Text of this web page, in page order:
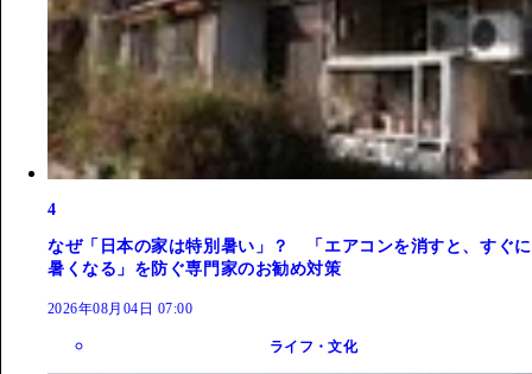
4
なぜ「日本の家は特別暑い」？ 「エアコンを消すと、すぐに
暑くなる」を防ぐ専門家のお勧め対策
2026年08月04日 07:00
ライフ・文化